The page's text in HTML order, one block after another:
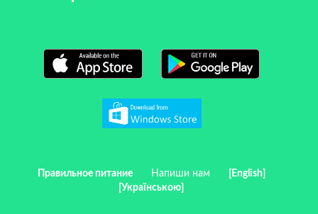
Правильное питание Напиши нам
[English]
[Українською]